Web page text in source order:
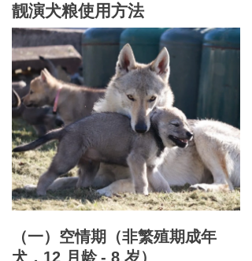
靓演犬粮使用方法
（一）空情期（非繁殖期成年
犬， 12 月龄- 8 岁）